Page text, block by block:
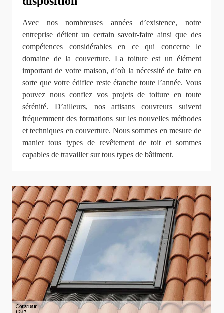
Avec nos nombreuses années d’existence, notre
entreprise détient un certain savoir-faire ainsi que des
compétences considérables en ce qui concerne le
domaine de la couverture. La toiture est un élément
important de votre maison, d’où la nécessité de faire en
sorte que votre édifice reste étanche toute l’année. Vous
pouvez nous confiez vos projets de toiture en toute
sérénité. D’ailleurs, nos artisans couvreurs suivent
fréquemment des formations sur les nouvelles méthodes
et techniques en couverture. Nous sommes en mesure de
manier tous types de revêtement de toit et sommes
capables de travailler sur tous types de bâtiment.